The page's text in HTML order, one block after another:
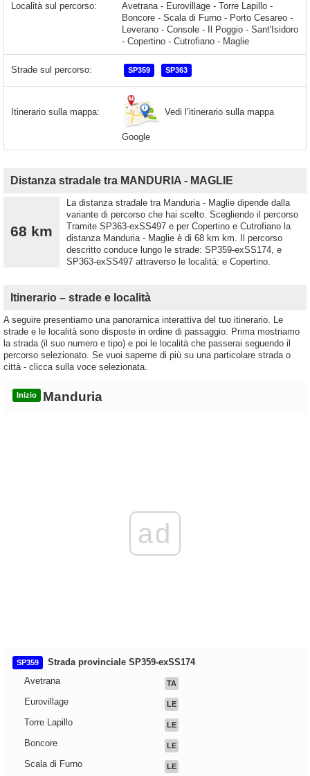
Località sul percorso:
Avetrana - Eurovillage - Torre Lapillo -
Boncore - Scala di Furno - Porto Cesareo -
Leverano - Console - Il Poggio - Sant'Isidoro
- Copertino - Cutrofiano - Maglie
Strade sul percorso: SP359 SP363
Itinerario sulla mappa: Vedi l’itinerario sulla mappa
Google
Distanza stradale tra MANDURIA - MAGLIE
68 km
La distanza stradale tra Manduria - Maglie dipende dalla
variante di percorso che hai scelto. Scegliendo il percorso
Tramite SP363-exSS497 e per Copertino e Cutrofiano la
distanza Manduria - Maglie è di 68 km km. Il percorso
descritto conduce lungo le strade: SP359-exSS174, e
SP363-exSS497 attraverso le località: e Copertino.
Itinerario – strade e località
A seguire presentiamo una panoramica interattiva del tuo itinerario. Le
strade e le località sono disposte in ordine di passaggio. Prima mostriamo
la strada (il suo numero e tipo) e poi le località che passerai seguendo il
percorso selezionato. Se vuoi saperne di più su una particolare strada o
città - clicca sulla voce selezionata.
Inizio Manduria
ad
SP359
Strada provinciale SP359-exSS174
Avetrana
TA
Eurovillage LE
Torre Lapillo LE
Boncore LE
Scala di Furno LE